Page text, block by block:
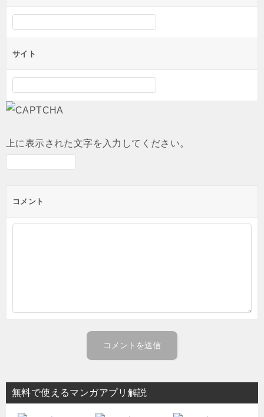
サイト
上に表示された文字を入力してください。
コメント
無料で使えるマンガアプリ解説